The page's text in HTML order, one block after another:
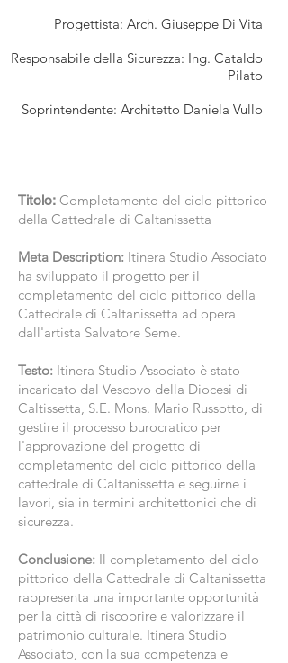
Progettista: Arch. Giuseppe Di Vita
Responsabile della Sicurezza: Ing. Cataldo
Pilato
Soprintendente: Architetto Daniela Vullo
Titolo: Completamento del ciclo pittorico
della Cattedrale di Caltanissetta
Meta Description: Itinera Studio Associato
ha sviluppato il progetto per il
completamento del ciclo pittorico della
Cattedrale di Caltanissetta ad opera
dall'artista Salvatore Seme.
Testo: Itinera Studio Associato è stato
incaricato dal Vescovo della Diocesi di
Caltissetta, S.E. Mons. Mario Russotto, di
gestire il processo burocratico per
l'approvazione del progetto di
completamento del ciclo pittorico della
cattedrale di Caltanissetta e seguirne i
lavori, sia in termini architettonici che di
sicurezza.
Conclusione: Il completamento del ciclo
pittorico della Cattedrale di Caltanissetta
rappresenta una importante opportunità
per la città di riscoprire e valorizzare il
patrimonio culturale. Itinera Studio
Associato, con la sua competenza e